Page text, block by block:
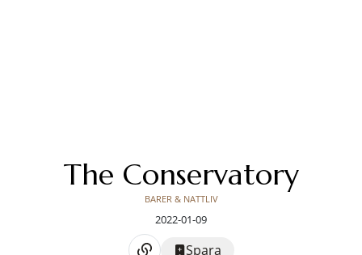
The Conservatory
BARER & NATTLIV
2022-01-09
Spara